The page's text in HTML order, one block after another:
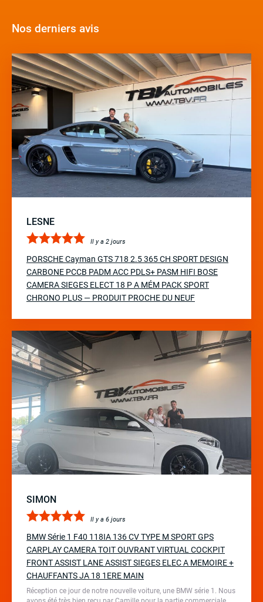
Nos derniers avis
LESNE
Il y a 2 jours
PORSCHE Cayman GTS 718 2.5 365 CH SPORT DESIGN
CARBONE PCCB PADM ACC PDLS+ PASM HIFI BOSE
CAMERA SIEGES ELECT 18 P A MÉM PACK SPORT
CHRONO PLUS — PRODUIT PROCHE DU NEUF
SIMON
Il y a 6 jours
BMW Série 1 F40 118IA 136 CV TYPE M SPORT GPS
CARPLAY CAMERA TOIT OUVRANT VIRTUAL COCKPIT
FRONT ASSIST LANE ASSIST SIEGES ELEC A MEMOIRE +
CHAUFFANTS JA 18 1ERE MAIN
Réception ce jour de notre nouvelle voiture, une BMW série 1. Nous